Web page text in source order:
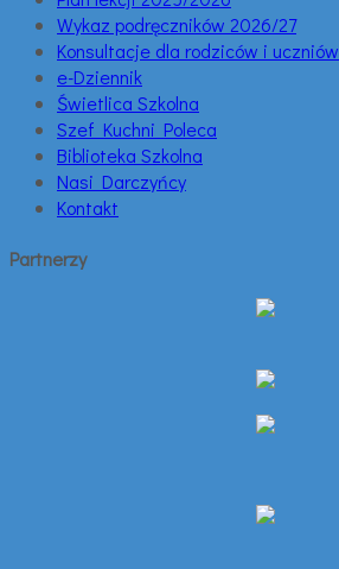
Wykaz podręczników 2026/27
Konsultacje dla rodziców i uczniów
e-Dziennik
Świetlica Szkolna
Szef Kuchni Poleca
Biblioteka Szkolna
Nasi Darczyńcy
Kontakt
Partnerzy